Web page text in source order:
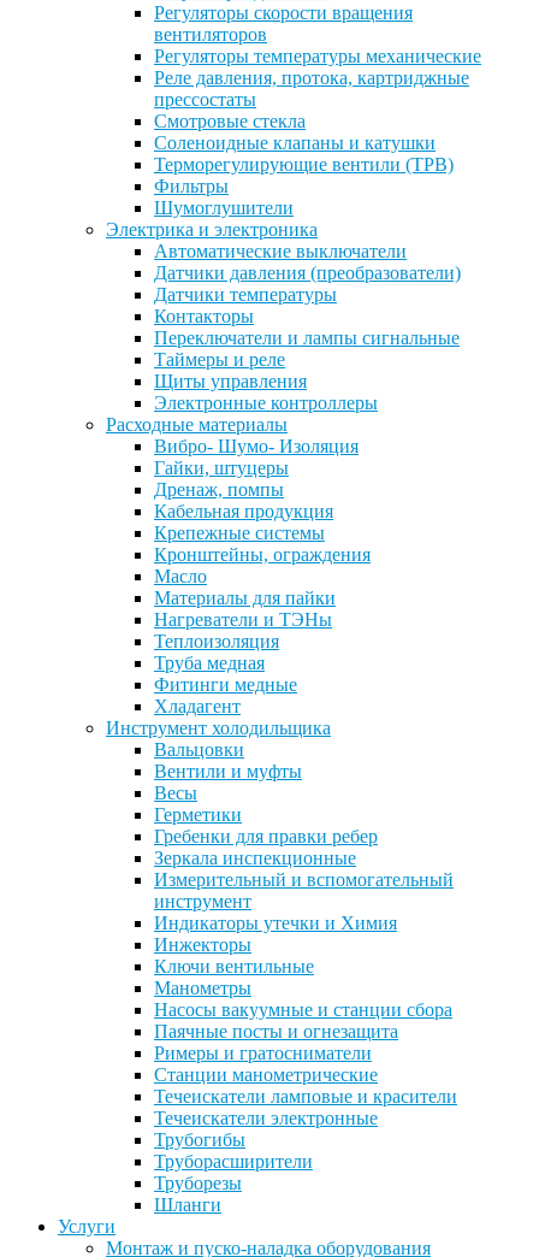
Регуляторы скорости вращения
вентиляторов
Регуляторы температуры механические
Реле давления, протока, картриджные
прессостаты
Смотровые стекла
Соленоидные клапаны и катушки
Терморегулирующие вентили (ТРВ)
Фильтры
Шумоглушители
Электрика и электроника
Автоматические выключатели
Датчики давления (преобразователи)
Датчики температуры
Контакторы
Переключатели и лампы сигнальные
Таймеры и реле
Щиты управления
Электронные контроллеры
Расходные материалы
Вибро- Шумо- Изоляция
Гайки, штуцеры
Дренаж, помпы
Кабельная продукция
Крепежные системы
Кронштейны, ограждения
Масло
Материалы для пайки
Нагреватели и ТЭНы
Теплоизоляция
Труба медная
Фитинги медные
Хладагент
Инструмент холодильщика
Вальцовки
Вентили и муфты
Весы
Герметики
Гребенки для правки ребер
Зеркала инспекционные
Измерительный и вспомогательный
инструмент
Индикаторы утечки и Химия
Инжекторы
Ключи вентильные
Манометры
Насосы вакуумные и станции сбора
Паячные посты и огнезащита
Римеры и гратосниматели
Станции манометрические
Течеискатели ламповые и красители
Течеискатели электронные
Трубогибы
Труборасширители
Труборезы
Шланги
Услуги
Монтаж и пуско-наладка оборудования